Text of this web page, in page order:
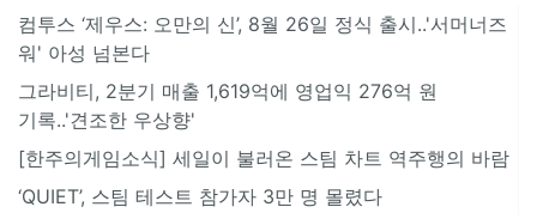
컴투스 ‘제우스: 오만의 신’, 8월 26일 정식 출시..'서머너즈
워' 아성 넘본다
그라비티, 2분기 매출 1,619억에 영업익 276억 원
기록..'견조한 우상향'
[한주의게임소식] 세일이 불러온 스팀 차트 역주행의 바람
‘QUIET’, 스팀 테스트 참가자 3만 명 몰렸다